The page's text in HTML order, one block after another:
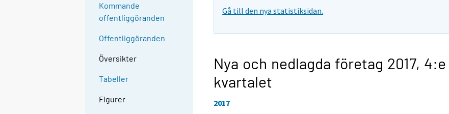
Kommande
offentliggöranden
Offentliggöranden
Översikter
Tabeller
Figurer
Gå till den nya statistiksidan.
Nya och nedlagda företag 2017, 4:e
kvartalet
2017